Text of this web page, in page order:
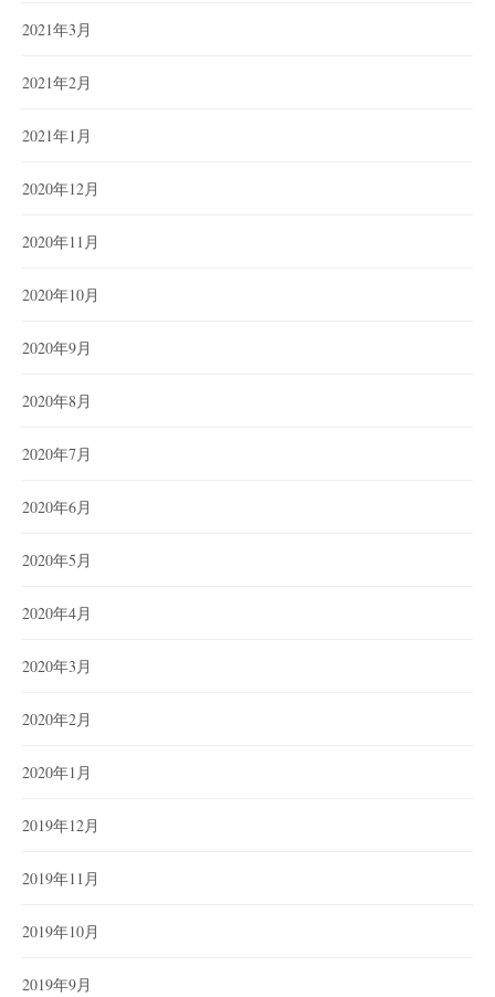
2021年3月
2021年2月
2021年1月
2020年12月
2020年11月
2020年10月
2020年9月
2020年8月
2020年7月
2020年6月
2020年5月
2020年4月
2020年3月
2020年2月
2020年1月
2019年12月
2019年11月
2019年10月
2019年9月